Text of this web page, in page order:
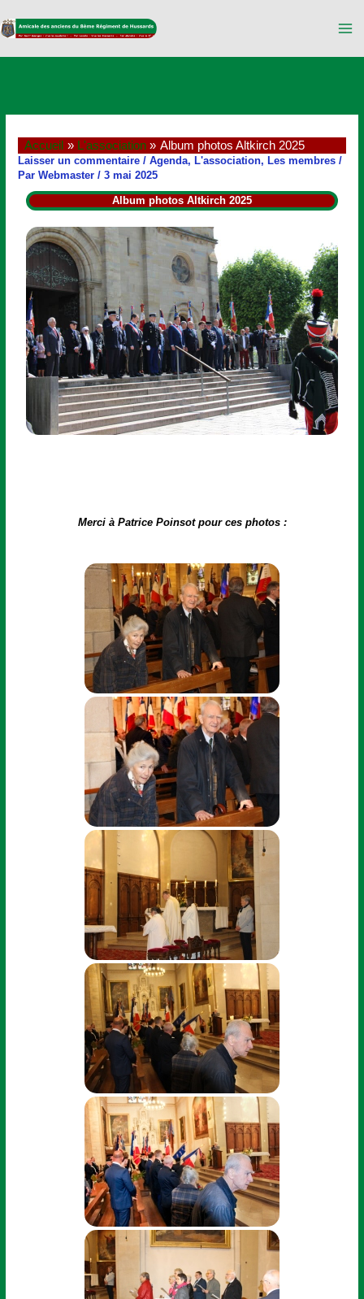
au
contenu
Accueil L'association Album photos Altkirch 2025
Laisser un commentaire /Agenda, L'association, Les membres /
ParWebmaster/3 mai 2025
Album photos Altkirch 2025
Merci à Patrice Poinsot pour ces photos :